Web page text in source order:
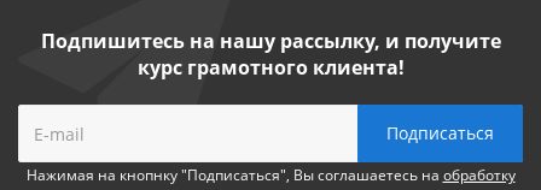
Подпишитесь на нашу рассылку, и получите
курс грамотного клиента!
Нажимая на кнопнку "Подписаться", Вы соглашаетесь на обработку